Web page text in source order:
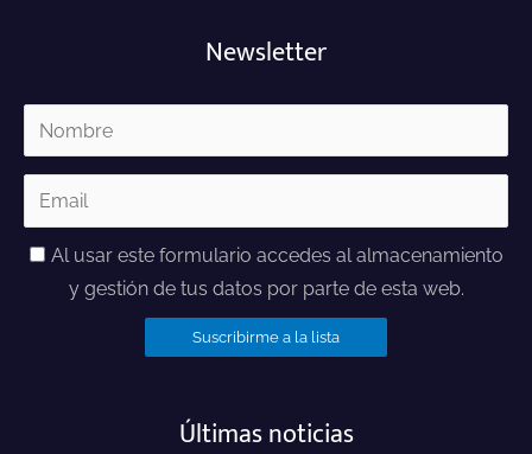
Newsletter
Al usar este formulario accedes al almacenamiento
y gestión de tus datos por parte de esta web.
Últimas noticias